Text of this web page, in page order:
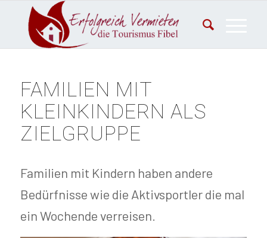
FAMILIEN MIT
KLEINKINDERN ALS
ZIELGRUPPE
Familien mit Kindern haben andere
Bedürfnisse wie die Aktivsportler die mal
ein Wochende verreisen.